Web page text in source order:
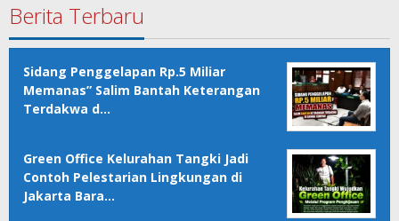
Berita Terbaru
Sidang Penggelapan Rp.5 Miliar
Memanas” Salim Bantah Keterangan
Terdakwa d…
Green Office Kelurahan Tangki Jadi
Contoh Pelestarian Lingkungan di
Jakarta Bara…